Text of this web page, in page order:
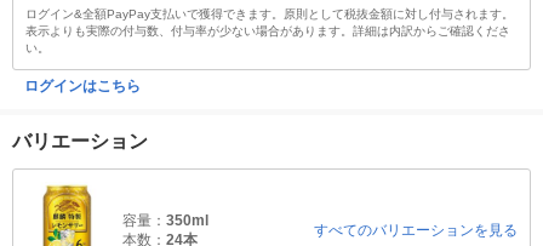
ログイン&全額PayPay支払いで獲得できます。原則として税抜金額に対し付与されます。
表示よりも実際の付与数、付与率が少ない場合があります。詳細は内訳からご確認くださ
い。
ログインはこちら
バリエーション
容量： 350ml
本数： 24本
すべてのバリエーションを見る